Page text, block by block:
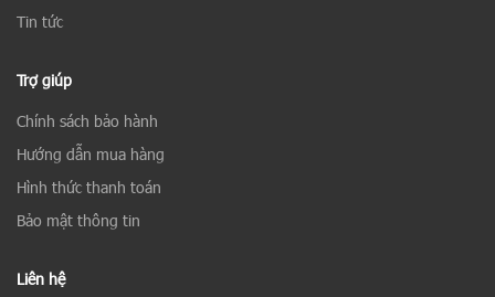
Tin tức
Trợ giúp
Chính sách bảo hành
Hướng dẫn mua hàng
Hình thức thanh toán
Bảo mật thông tin
Liên hệ